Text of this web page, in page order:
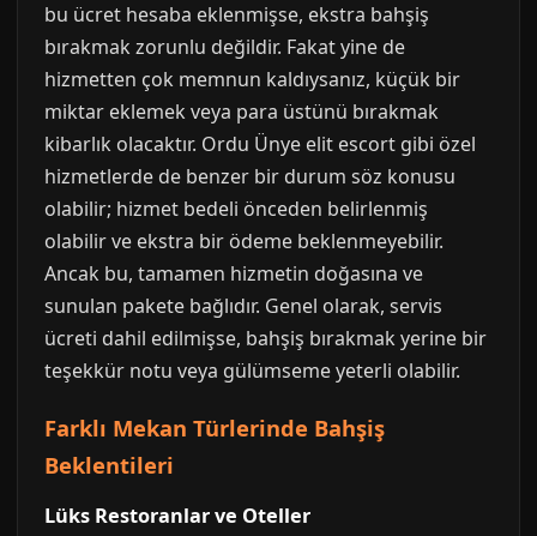
bu ücret hesaba eklenmişse, ekstra bahşiş
bırakmak zorunlu değildir. Fakat yine de
hizmetten çok memnun kaldıysanız, küçük bir
miktar eklemek veya para üstünü bırakmak
kibarlık olacaktır. Ordu Ünye elit escort gibi özel
hizmetlerde de benzer bir durum söz konusu
olabilir; hizmet bedeli önceden belirlenmiş
olabilir ve ekstra bir ödeme beklenmeyebilir.
Ancak bu, tamamen hizmetin doğasına ve
sunulan pakete bağlıdır. Genel olarak, servis
ücreti dahil edilmişse, bahşiş bırakmak yerine bir
teşekkür notu veya gülümseme yeterli olabilir.
Farklı Mekan Türlerinde Bahşiş
Beklentileri
Lüks Restoranlar ve Oteller